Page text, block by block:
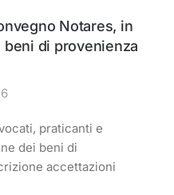
Notares, in
di provenienza
praticanti e
dei beni di
accettazioni